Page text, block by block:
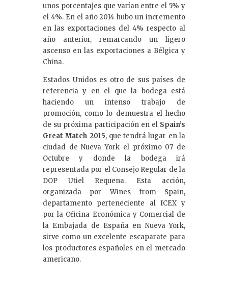
unos porcentajes que varían entre el 5% y
el 4%. En el año 2014 hubo un incremento
en las exportaciones del 4% respecto al
año anterior, remarcando un ligero
ascenso en las exportaciones a Bélgica y
China.
Estados Unidos es otro de sus países de
referencia y en el que la bodega está
haciendo un intenso trabajo de
promoción, como lo demuestra el hecho
de su próxima participación en el Spain’s
Great Match 2015, que tendrá lugar en la
ciudad de Nueva York el próximo 07 de
Octubre y donde la bodega irá
representada por el Consejo Regular de la
DOP Utiel Requena. Esta acción,
organizada por Wines from Spain,
departamento perteneciente al ICEX y
por la Oficina Económica y Comercial de
la Embajada de España en Nueva York,
sirve como un excelente escaparate para
los productores españoles en el mercado
americano.